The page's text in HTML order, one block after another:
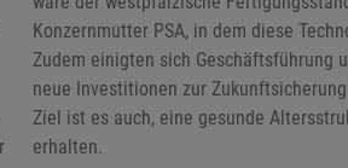
Konzernmutter PSA, in dem diese
Zudem einigten sich Geschäftsführung
neue Investitionen zur
Ziel ist es auch, eine gesunde
erhalten.